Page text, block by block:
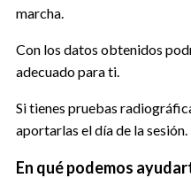
marcha.
Con los datos obtenidos
adecuado para ti.
Si tienes pruebas
aportarlas el día de la sesión.
En qué podemos